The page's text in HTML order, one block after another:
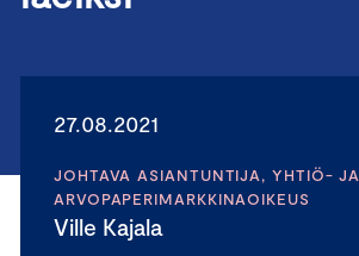
27.08.2021
JOHTAVA ASIANTUNTIJA, YHTIÖ- JA
ARVOPAPERIMARKKINAOIKEUS
Ville Kajala